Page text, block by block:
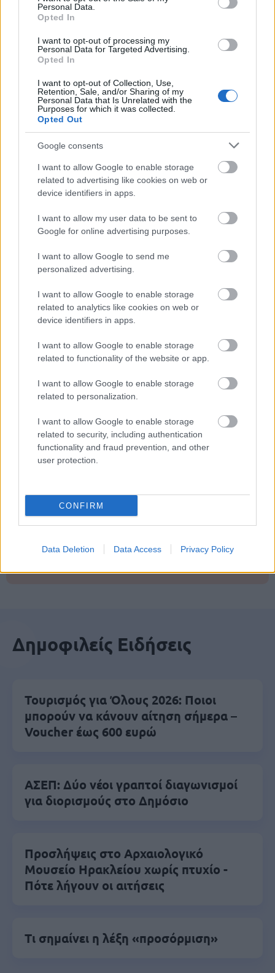
Personal Data.
Opted In
I want to opt-out of processing my
Personal Data for Targeted Advertising.
Opted In
I want to opt-out of Collection, Use,
Retention, Sale, and/or Sharing of my
Personal Data that Is Unrelated with the
Purposes for which it was collected.
Opted Out
Google consents
I want to allow Google to enable storage
related to advertising like cookies on web or
device identifiers in apps.
I want to allow my user data to be sent to
Google for online advertising purposes.
I want to allow Google to send me
personalized advertising.
I want to allow Google to enable storage
related to analytics like cookies on web or
device identifiers in apps.
I want to allow Google to enable storage
related to functionality of the website or app.
I want to allow Google to enable storage
related to personalization.
I want to allow Google to enable storage
related to security, including authentication
functionality and fraud prevention, and other
user protection.
CONFIRM
Data Deletion Data Access Privacy Policy
προβλέπει ότι ο μέγιστος αριθμός προτιμήσεων
καθορίζεται από την προκήρυξη και
είναι μικρότερος από 50 ούτε μεγαλύτερος από
ανά κατηγορία εκπαίδευσης και κλάδο ή
ειδικότητα.
«Με την προκήρυξη προβλέπεται ο μέγιστος
αριθμός των προτιμήσεων που μπορούν να
δηλώσουν οι υποψήφιοι. Ο αριθμός αυτός δεν
μπορεί να είναι μικρότερος από πενήντα (50) ούτε
μεγαλύτερος από εκατόν είκοσι (120) ανά
κατηγορία εκπαίδευσης και κλάδο/ειδικότητα»,
αναφέρετε ρητά.
ΑΣΕΠ: Πιστοποίηση Αγγλικών σε
μόνο 2 ημέρες στα χέρια σας
ΑΣΕΠ: Εξ αποστάσεως η πιο Εύκολη
Πιστοποίηση Υπολογιστών σε 2
μέρες
Μάθε πρώτος όλες τις σημαντικές
Βάλε το proson.gr στα αποτελέσματα
Δημοφιλείς Ειδήσεις
Τουρισμός για Όλους 2026: Ποιοι
μπορούν να κάνουν αίτηση σήμερα –
Voucher έως 600 ευρώ
ΑΣΕΠ: Δύο νέοι γραπτοί διαγωνισμοί
για διορισμούς στο Δημόσιο
Προσλήψεις στο Αρχαιολογικό
Μουσείο Ηρακλείου χωρίς πτυχίο -
Πότε λήγουν οι αιτήσεις
Τι σημαίνει η λέξη «προσόρμιση»